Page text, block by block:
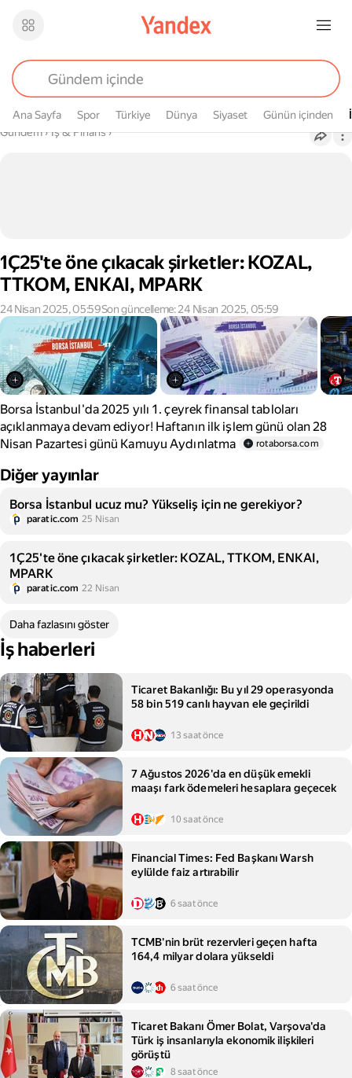
Ana Sayfa Spor Türkiye Dünya Siyaset Günün içinden
Buradasın
Gündem› İş & Finans›
1Ç25'te öne çıkacak şirketler: KOZAL,
TTKOM, ENKAI, MPARK
24 Nisan 2025, 05:59Son güncelleme: 24 Nisan 2025, 05:59
Borsa İstanbul'da 2025 yılı 1. çeyrek finansal tabloları
açıklanmaya devam ediyor! Haftanın ilk işlem günü olan 28
Nisan Pazartesi günü Kamuyu Aydınlatma
rotaborsa.com
Diğer yayınlar
Borsa İstanbul ucuz mu? Yükseliş için ne gerekiyor?
paratic.com 25 Nisan
1Ç25'te öne çıkacak şirketler: KOZAL, TTKOM, ENKAI,
MPARK
paratic.com 22 Nisan
Daha fazlasını göster
İş haberleri
Ticaret Bakanlığı: Bu yıl 29 operasyonda
58 bin 519 canlı hayvan ele geçirildi
13 saat önce
7 Ağustos 2026'da en düşük emekli
maaşı fark ödemeleri hesaplara geçecek
10 saat önce
Financial Times: Fed Başkanı Warsh
eylülde faiz artırabilir
6 saat önce
TCMB'nin brüt rezervleri geçen hafta
164,4 milyar dolara yükseldi
6 saat önce
Ticaret Bakanı Ömer Bolat, Varşova'da
Türk iş insanlarıyla ekonomik ilişkileri
görüştü
8 saat önce